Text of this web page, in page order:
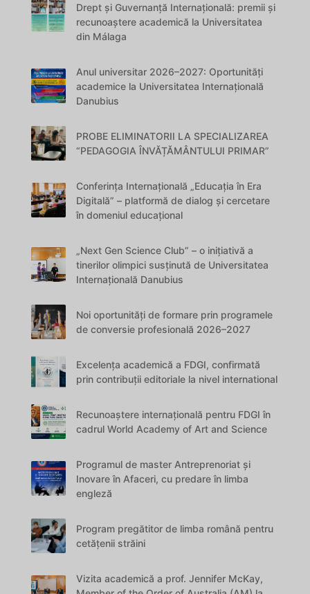
Drept și Guvernanță Internațională: premii și
recunoaștere academică la Universitatea
din Málaga
Anul universitar 2026–2027: Oportunități
academice la Universitatea Internațională
Danubius
PROBE ELIMINATORII LA SPECIALIZAREA
“PEDAGOGIA ÎNVĂȚĂMÂNTULUI PRIMAR”
Conferința Internațională „Educația în Era
Digitală” – platformă de dialog și cercetare
în domeniul educațional
„Next Gen Science Club” – o inițiativă a
tinerilor olimpici susținută de Universitatea
Internațională Danubius
Noi oportunități de formare prin programele
de conversie profesională 2026–2027
Excelența academică a FDGI, confirmată
prin contribuții editoriale la nivel international
Recunoaștere internațională pentru FDGI în
cadrul World Academy of Art and Science
Programul de master Antreprenoriat și
Inovare în Afaceri, cu predare în limba
engleză
Program pregătitor de limba română pentru
cetățenii străini
Vizita academică a prof. Jennifer McKay,